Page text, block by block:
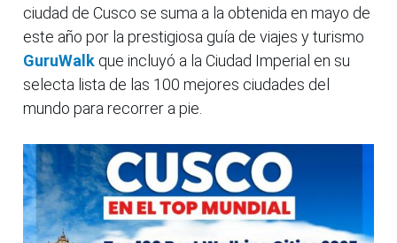
ciudad de Cusco se suma a la obtenida en mayo de
este año por la prestigiosa guía de viajes y turismo
GuruWalk que incluyó a la Ciudad Imperial en su
selecta lista de las 100 mejores ciudades del
mundo para recorrer a pie.